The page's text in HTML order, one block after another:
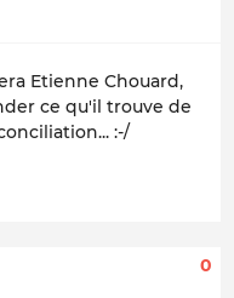
Etienne Chouard,
ce qu'il trouve de
:-/
0